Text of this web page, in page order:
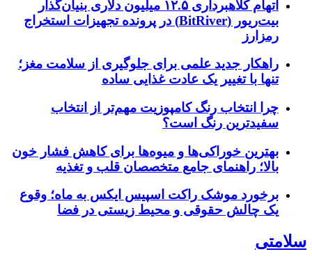
اتهام کلاهبرداری ۱۲.۵ میلیون دلاری بنیان‌گذار
بیت‌ریور (BitRiver) در پرونده تجهیزات استخراج
رمزارز
راهکار جدید علمی برای جلوگیری از سلامت مغز؛
تنها با تغییر یک عادت غذایی ساده
چرا انتخاب رنگ کامپوزیت مهم‌تر از انتخاب
سفیدترین رنگ است؟
بهترین خوراکی‌ها و میوه‌ها برای کاهش فشار خون
بالا؛ راهنمای جامع متخصصان قلب و تغذیه
برخورد موشک راکت اسپیس ایکس به ماه؛ وقوع
یک چالش حقوقی و محیط زیستی در فضا
سلامتی